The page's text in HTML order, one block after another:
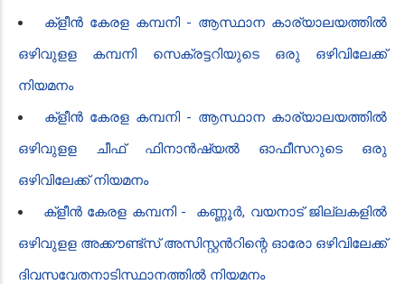
ക്ളീൻ‍ കേരള കമ്പനി - ആസ്ഥാന കാര്യാലയത്തിൽ
ഒഴിവുളള കമ്പനി സെക്രട്ടറിയുടെ ഒരു ഒഴിവിലേക്ക്
നിയമനം
ക്ളീൻ‍ കേരള കമ്പനി - ആസ്ഥാന കാര്യാലയത്തിൽ
ഒഴിവുളള ചീഫ് ഫിനാൻ‍ഷ്യൽ ഓഫീസറുടെ ഒരു
ഒഴിവിലേക്ക് നിയമനം
ക്ളീൻ‍ കേരള കമ്പനി - കണ്ണൂർ, വയനാട് ജില്ലകളിൽ
ഒഴിവുളള അക്കൗണ്ട്സ് അസിസ്റ്റൻ‍റി​ന്റെ ഓരോ ഒഴിവിലേക്ക്
ദിവസവേതനാടിസ്ഥാനത്തിൽ നിയമനം